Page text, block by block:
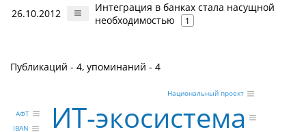
26.10.2012
Интеграция в банках стала насущной
необходимостью
1
Публикаций - 4, упоминаний - 4
ИТ-экосистема
АФТ
IBAN
Национальный проект